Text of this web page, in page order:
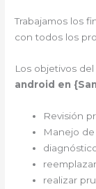
Trabajamos los
con todos los
Los objetivos
android en
Revisión
Manejo
realizar